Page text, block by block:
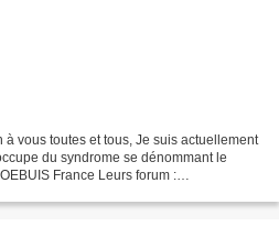
vous toutes et tous, Je suis actuellement
du syndrome se dénommant le
France Leurs forum :